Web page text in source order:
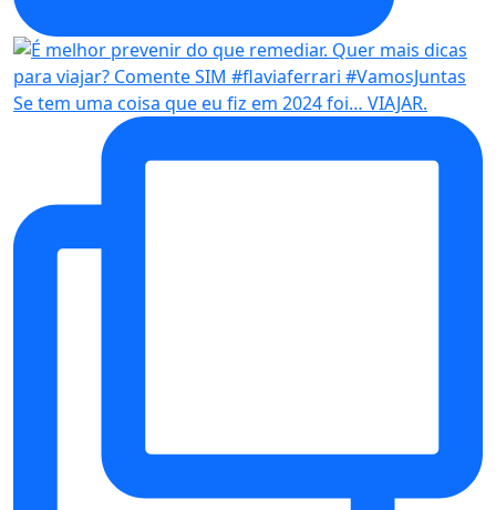
Se tem uma coisa que eu fiz em 2024 foi… VIAJAR.